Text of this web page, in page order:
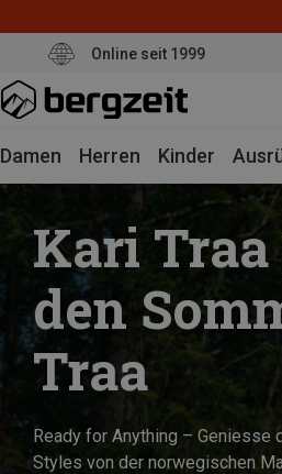
Online seit 1999
Damen Herren Kinder
Kari
den
Traa
Ready for Anything – Geniesse
Styles von der norwegischen